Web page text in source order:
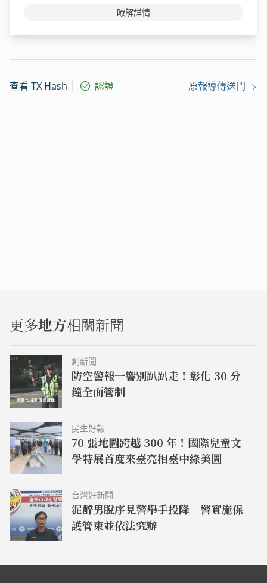
瞭解詳情
查看 TX Hash 認證 原報導傳送門
更多地方相關新聞
創新聞
防空警報一響別趴趴走！彰化 30 分
鐘全面管制
民生好報
70 張地圖跨越 300 年！國際兒童文
學特展首度來臺亮相臺中綠美圖
台灣好新聞
泥醉男脫序見警舉手投降 警實施保
護管束並依法究辦